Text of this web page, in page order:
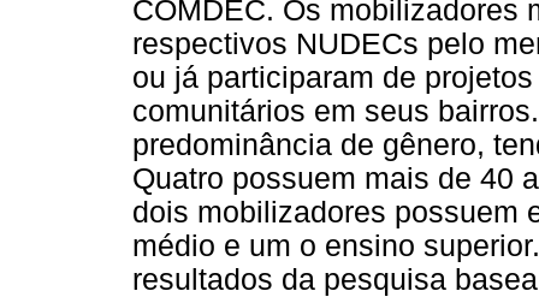
COMDEC. Os mobilizadores
respectivos NUDECs pelo
ou já participaram de
comunitários em seus
predominância de gênero,
Quatro possuem mais de 40
dois mobilizadores possuem
médio e um o ensino
resultados da pesquisa